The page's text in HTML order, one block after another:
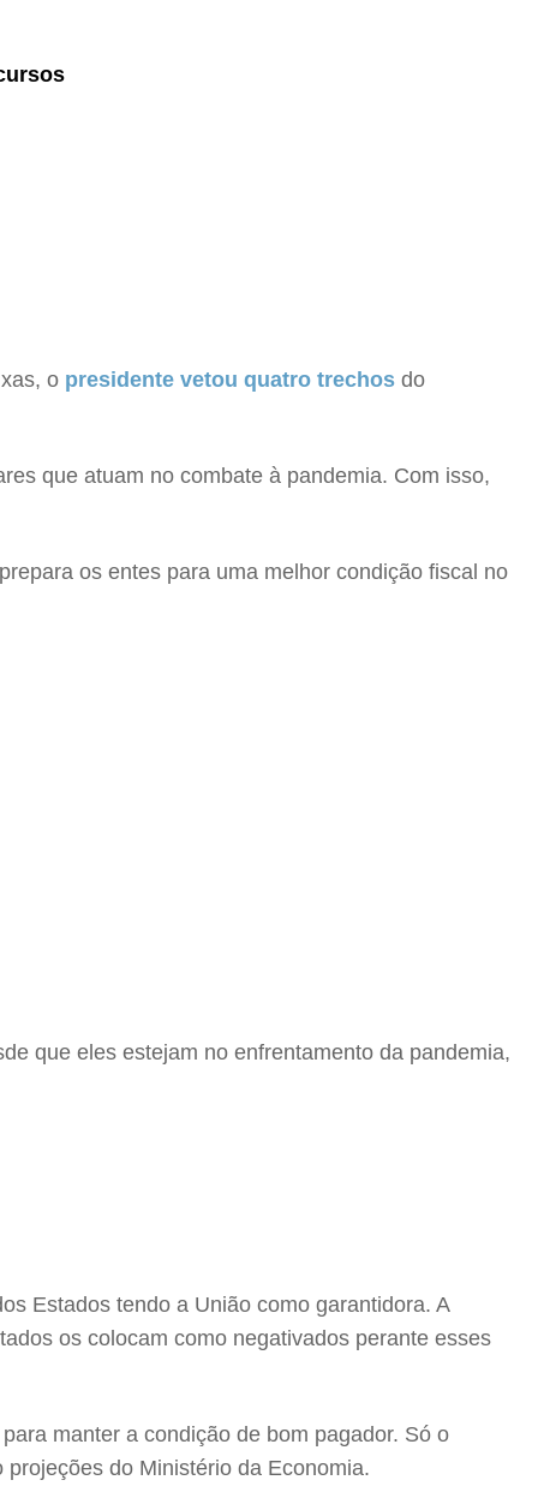
o presidente vetou quatro trechos do
que atuam no combate à pandemia. Com isso,
os entes para uma melhor condição fiscal no
que eles estejam no enfrentamento da pandemia,
Estados tendo a União como garantidora. A
os colocam como negativados perante esses
manter a condição de bom pagador. Só o
do Ministério da Economia.